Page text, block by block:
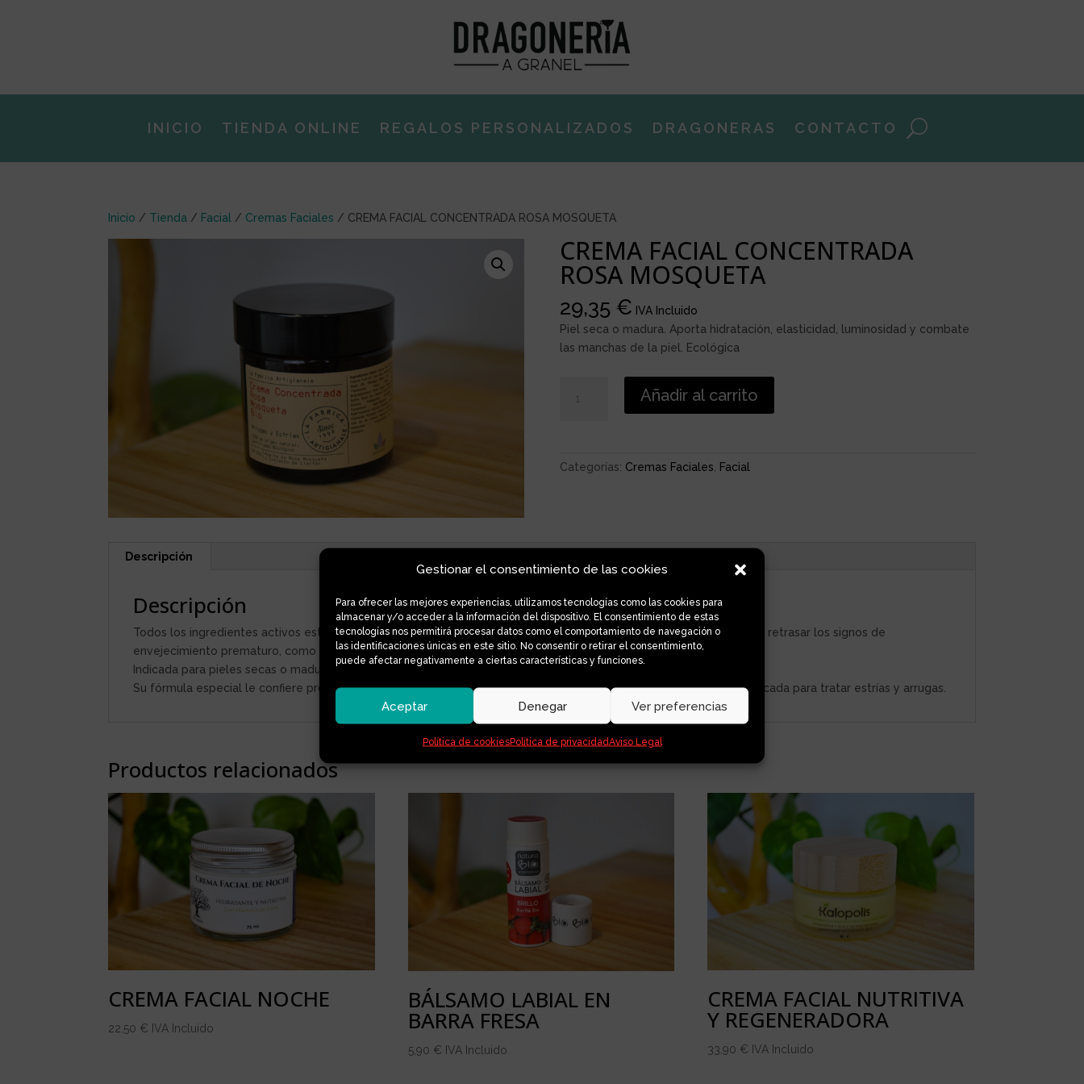
Gestionar el consentimiento de las cookies
Para ofrecer las mejores experiencias, utilizamos tecnologías como las cookies para
almacenar y/o acceder a la información del dispositivo. El consentimiento de estas
tecnologías nos permitirá procesar datos como el comportamiento de navegación o
las identificaciones únicas en este sitio. No consentir o retirar el consentimiento,
puede afectar negativamente a ciertas características y funciones.
Aceptar Denegar Ver preferencias
Política de cookiesPolítica de privacidadAviso Legal
INICIO TIENDA ONLINE REGALOS PERSONALIZADOS DRAGONERAS CONTACTO
Inicio / Tienda / Facial / Cremas Faciales / CREMA FACIAL CONCENTRADA ROSA MOSQUETA
CREMA FACIAL CONCENTRADA
ROSA MOSQUETA
29,35 € IVA Incluido
Piel seca o madura. Aporta hidratación, elasticidad, luminosidad y combate
las manchas de la piel. Ecológica
FACIAL
cantidad
Añadir al carrito
Categorías: Cremas Faciales Facial
Descripción
Descripción
Todos los ingredientes activos están diseñados para mejorar la apariencia de la piel de manera natural, ayudando a retrasar los signos de
envejecimiento prematuro, como la falta de elasticidad, manchas, sequedad, estrías y arrugas.
Indicada para pieles secas o maduras, estrías o arrugas.
Su fórmula especial le confiere propiedades hidratantes, antioxidantes y regeneradoras, siendo especialmente indicada para tratar estrías y arrugas.
Productos relacionados
CREMA FACIAL NOCHE
22,50 € IVA Incluido
BÁLSAMO LABIAL EN
BARRA FRESA
5,90 € IVA Incluido
CREMA FACIAL NUTRITIVA
Y REGENERADORA
33,90 € IVA Incluido